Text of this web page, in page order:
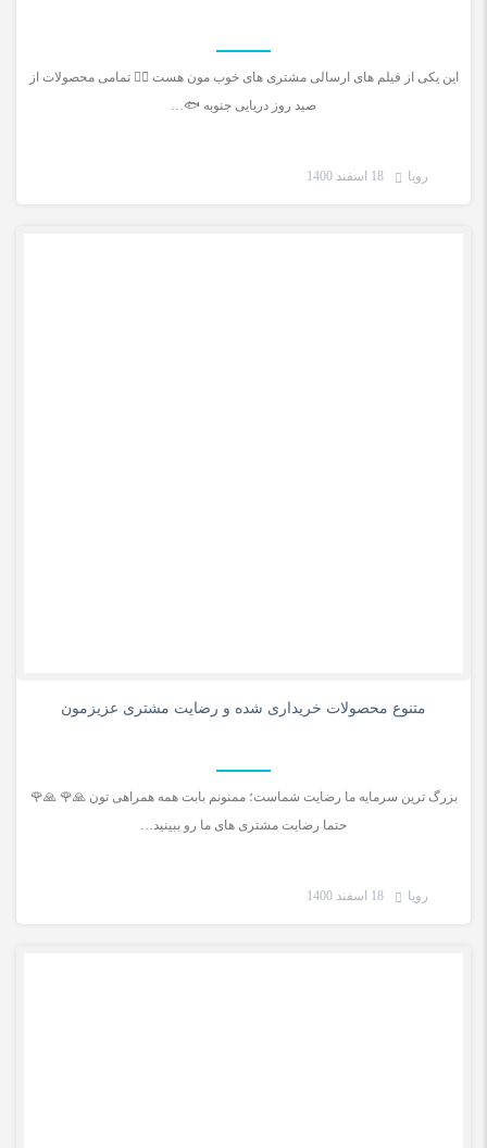
این یکی از فیلم های ارسالی مشتری های خوب مون هست 🚣‍♂️ تمامی محصولات از
صید روز دریایی جنوبه 🐟…
رویا 18 اسفند 1400
متنوع محصولات خریداری شده و رضایت مشتری عزیزمون
بزرگ ترین سرمایه ما رضایت شماست؛ ممنونم بابت همه همراهی تون 🙏🌹 🙏🌹
حتما رضایت مشتری های ما رو ببینید…
رویا 18 اسفند 1400